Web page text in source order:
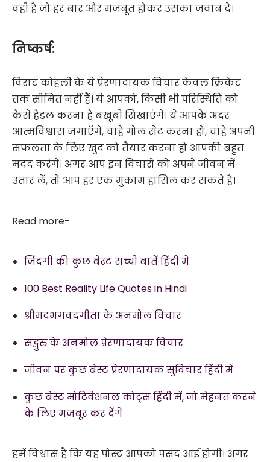
वही है जो हर बार और मजबूत होकर उसका जवाब दे।
निष्कर्ष:
विराट कोहली के ये प्रेरणादायक विचार केवल क्रिकेट
तक सीमित नहीं हैं। ये आपको, किसी भी परिस्थिति को
कैसे हैंडल करना है बखूबी सिखाएंगे। ये आपके अंदर
आत्मविश्वास जगाएँगे, चाहे गोल सेट करना हो, चाहे अपनी
सफलता के लिए खुद को तैयार करना हो आपकी बहुत
मदद करंगे। अगर आप इन विचारों को अपने जीवन में
उतार लें, तो आप हर एक मुकाम हासिल कर सकते है।
Read more-
जिंदगी की कुछ बेस्ट सच्ची बातें हिंदी में
100 Best Reality Life Quotes in Hindi
श्रीमदभगवदगीता के अनमोल विचार
सद्गुरु के अनमोल प्रेरणादायक विचार
जीवन पर कुछ बेस्ट प्रेरणादायक सुविचार हिंदी में
कुछ बेस्ट मोटिवेशनल कोट्स हिंदी में, जो मेहनत करने
के लिए मजबूर कर देंगे
हमें विश्वास है कि यह पोस्ट आपको पसंद आई होगी। अगर